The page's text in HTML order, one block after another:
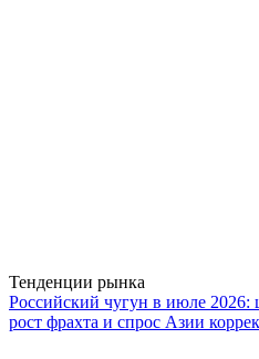
Тенденции рынка
Российский чугун в июле 2026:
рост фрахта и спрос Азии